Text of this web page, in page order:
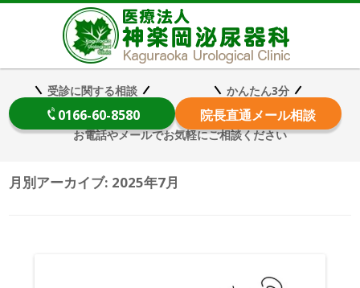
受診に関する相談
0166-60-8580
かんたん3分
院長直通メール相談
お電話やメールでお気軽にご相談ください
月別アーカイブ: 2025年7月